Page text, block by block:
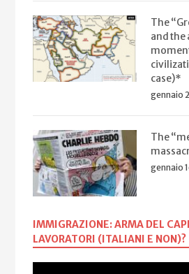
The
and
case)*
gennaio
The
gennaio
IMMIGRAZIONE: ARMA DEL
LAVORATORI (ITALIANI E NON)?